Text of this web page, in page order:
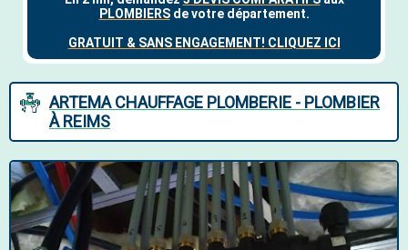
ARTEMA CHAUFFAGE PLOMBERIE - PLOMBIER
À REIMS